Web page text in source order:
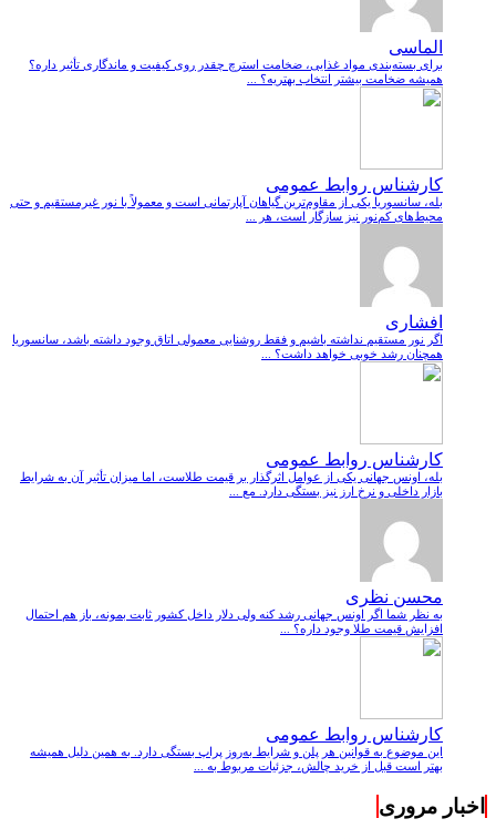
الماسی
برای بسته‌بندی مواد غذایی، ضخامت استرچ چقدر روی کیفیت و ماندگاری تأثیر داره؟
همیشه ضخامت بیشتر انتخاب بهتریه؟ ...
کارشناس روابط عمومی
بله، سانسوریا یکی از مقاوم‌ترین گیاهان آپارتمانی است و معمولاً با نور غیرمستقیم و حتی
محیط‌های کم‌نور نیز سازگار است، هر ...
افشاری
اگر نور مستقیم نداشته باشیم و فقط روشنایی معمولی اتاق وجود داشته باشد، سانسوریا
همچنان رشد خوبی خواهد داشت؟ ...
کارشناس روابط عمومی
بله، اونس جهانی یکی از عوامل اثرگذار بر قیمت طلاست، اما میزان تأثیر آن به شرایط
بازار داخلی و نرخ ارز نیز بستگی دارد. مع ...
محسن نظری
به نظر شما اگر اونس جهانی رشد کنه ولی دلار داخل کشور ثابت بمونه، باز هم احتمال
افزایش قیمت طلا وجود داره؟ ...
کارشناس روابط عمومی
این موضوع به قوانین هر پلن و شرایط به‌روز پراپ بستگی دارد. به همین دلیل همیشه
بهتر است قبل از خرید چالش، جزئیات مربوط به ...
اخبار مروری